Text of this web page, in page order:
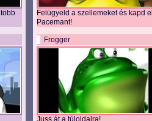
Felügyeld a szellemeket és kapd
Pacemant!
Frogger
Juss át a túloldalra!